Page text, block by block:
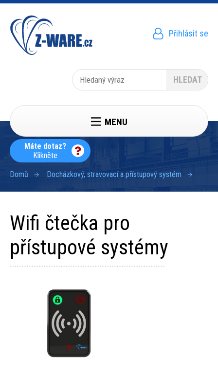
Přejít
hlavnímu
obsahu
Menu
účtu
Přihlásit se
Hledat
Máte dotaz?
Klikněte
MENU
Domů Docházkový, stravovací a přístupový systém
Wifi čtečka pro
přístupové systémy